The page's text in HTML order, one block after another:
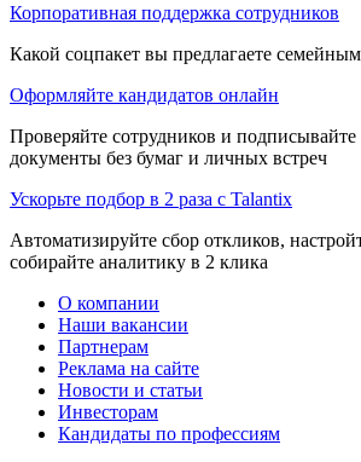
Корпоративная поддержка сотрудников
Какой соцпакет вы предлагаете
Оформляйте кандидатов онлайн
Проверяйте сотрудников и
документы без бумаг и личных встреч
Ускорьте подбор в 2 раза с Talantix
Автоматизируйте сбор откликов,
собирайте аналитику в 2 клика
О компании
Наши вакансии
Партнерам
Реклама на сайте
Новости и статьи
Инвесторам
Кандидаты по профессиям